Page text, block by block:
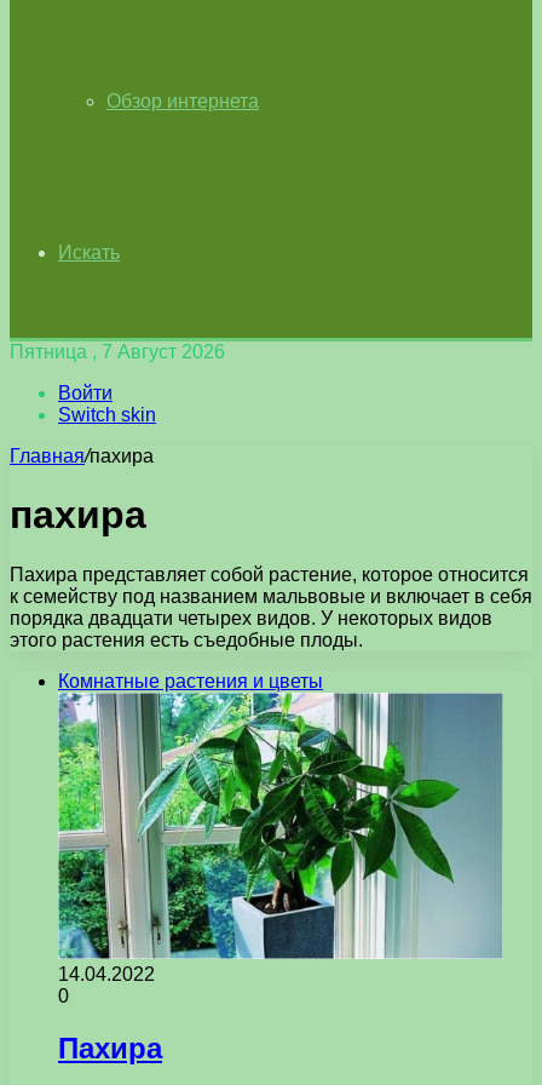
Обзор интернета
Искать
Пятница , 7 Август 2026
Войти
Switch skin
Главная/пахира
пахира
Пахира представляет собой растение, которое относится
к семейству под названием мальвовые и включает в себя
порядка двадцати четырех видов. У некоторых видов
этого растения есть съедобные плоды.
Комнатные растения и цветы
14.04.2022
0
Пахира